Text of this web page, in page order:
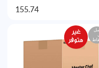
155.74